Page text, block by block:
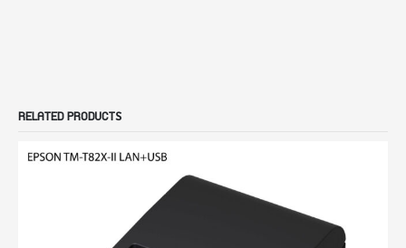
RELATED PRODUCTS